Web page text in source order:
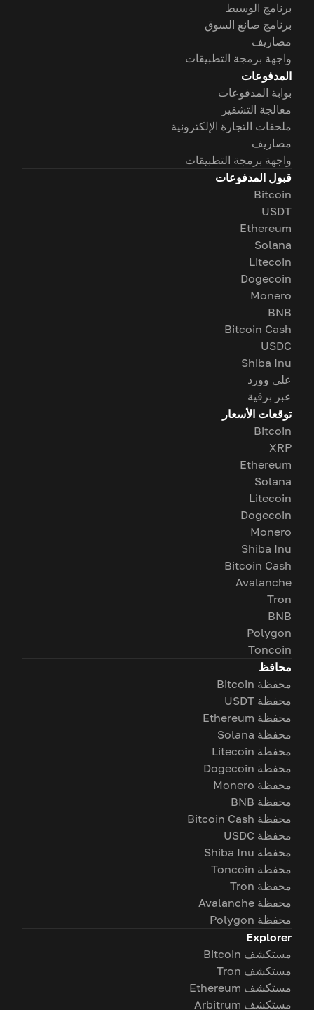
برنامج الوسيط
برنامج صانع السوق
مصاريف
واجهة برمجة التطبيقات
المدفوعات
بوابة المدفوعات
معالجة التشفير
ملحقات التجارة الإلكترونية
مصاريف
واجهة برمجة التطبيقات
قبول المدفوعات
Bitcoin
USDT
Ethereum
Solana
Litecoin
Dogecoin
Monero
BNB
Bitcoin Cash
USDC
Shiba Inu
على وورد
عبر برقية
توقعات الأسعار
Bitcoin
XRP
Ethereum
Solana
Litecoin
Dogecoin
Monero
Shiba Inu
Bitcoin Cash
Avalanche
Tron
BNB
Polygon
Toncoin
محافظ
محفظة Bitcoin
محفظة USDT
محفظة Ethereum
محفظة Solana
محفظة Litecoin
محفظة Dogecoin
محفظة Monero
محفظة BNB
محفظة Bitcoin Cash
محفظة USDC
محفظة Shiba Inu
محفظة Toncoin
محفظة Tron
محفظة Avalanche
محفظة Polygon
Explorer
مستكشف Bitcoin
مستكشف Tron
مستكشف Ethereum
مستكشف Arbitrum